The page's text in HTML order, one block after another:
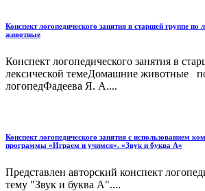
Конспект логопедического занятия в старшей группе
животные
Конспект логопедического занятия в
лексической темеДомашние животные
логопедФадеева Я. А....
Конспект логопедического занятия с использованием
программы «Играем и учимся». «Звук и буква А»
Представлен авторский конспект
тему "Звук и буква А"....